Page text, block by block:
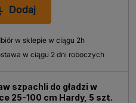
Dodaj
w sklepie w ciągu 2h
w ciągu 2 dni roboczych
szpachli do gładzi w
25-100 cm Hardy, 5 szt.